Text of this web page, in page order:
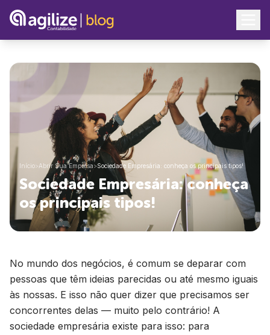
Início>Abrir Sua Empresa>Sociedade Empresária: conheça os principais tipos!
Sociedade Empresária: conheça
os principais tipos!
No mundo dos negócios, é comum se deparar com
pessoas que têm ideias parecidas ou até mesmo iguais
às nossas. E isso não quer dizer que precisamos ser
concorrentes delas — muito pelo contrário! A
sociedade empresária existe para isso: para